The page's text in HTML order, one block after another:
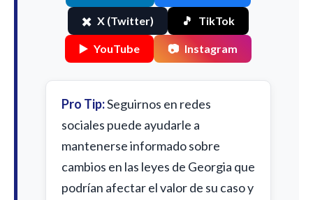
✖️ X (Twitter) 🎵 TikTok
▶️ YouTube 📷 Instagram
Pro Tip:Seguirnos en redes
sociales puede ayudarle a
mantenerse informado sobre
cambios en las leyes de Georgia que
podrían afectar el valor de su caso y